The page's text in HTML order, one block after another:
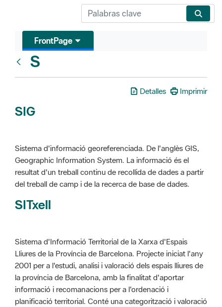
FrontPage
S
Detalles Imprimir
SIG
Sistema d'informació georeferenciada. De l'anglès GIS,
Geographic Information System. La informació és el
resultat d'un treball continu de recollida de dades a partir
del treball de camp i de la recerca de base de dades.
SITxell
Sistema d'Informació Territorial de la Xarxa d'Espais
Lliures de la Província de Barcelona. Projecte iniciat l'any
2001 per a l'estudi, analisi i valoració dels espais lliures de
la província de Barcelona, amb la finalitat d'aportar
informació i recomanacions per a l'ordenació i
planificació territorial. Conté una categorització i valoració